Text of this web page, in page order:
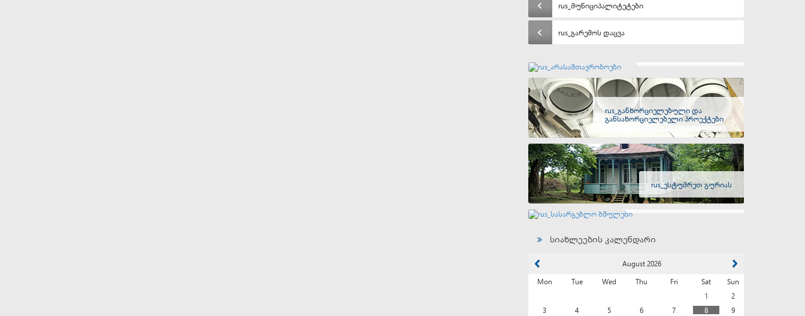
rus_მუნიციპალიტეტები
rus_გარემოს დაცვა
rus_განხორციელებული და
განსახორციელებელი პროექტები
rus_ესტუმრეთ გურიას
rus_სასარგებლო ბმულები
სიახლეების კალენდარი
August 2026
Mon
Tue Wed Thu Fri Sat
Sun
1
2
3
4 5 6 7 8
9